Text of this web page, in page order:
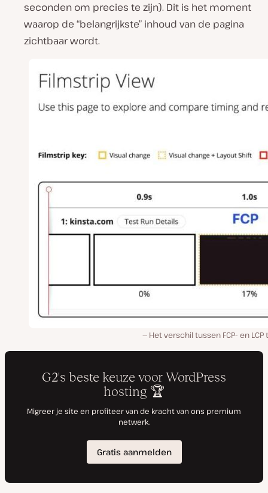
seconden om precies te zijn). Dit is het moment
waarop de “belangrijkste” inhoud van de pagina
zichtbaar wordt.
Het verschil tussen FCP- en